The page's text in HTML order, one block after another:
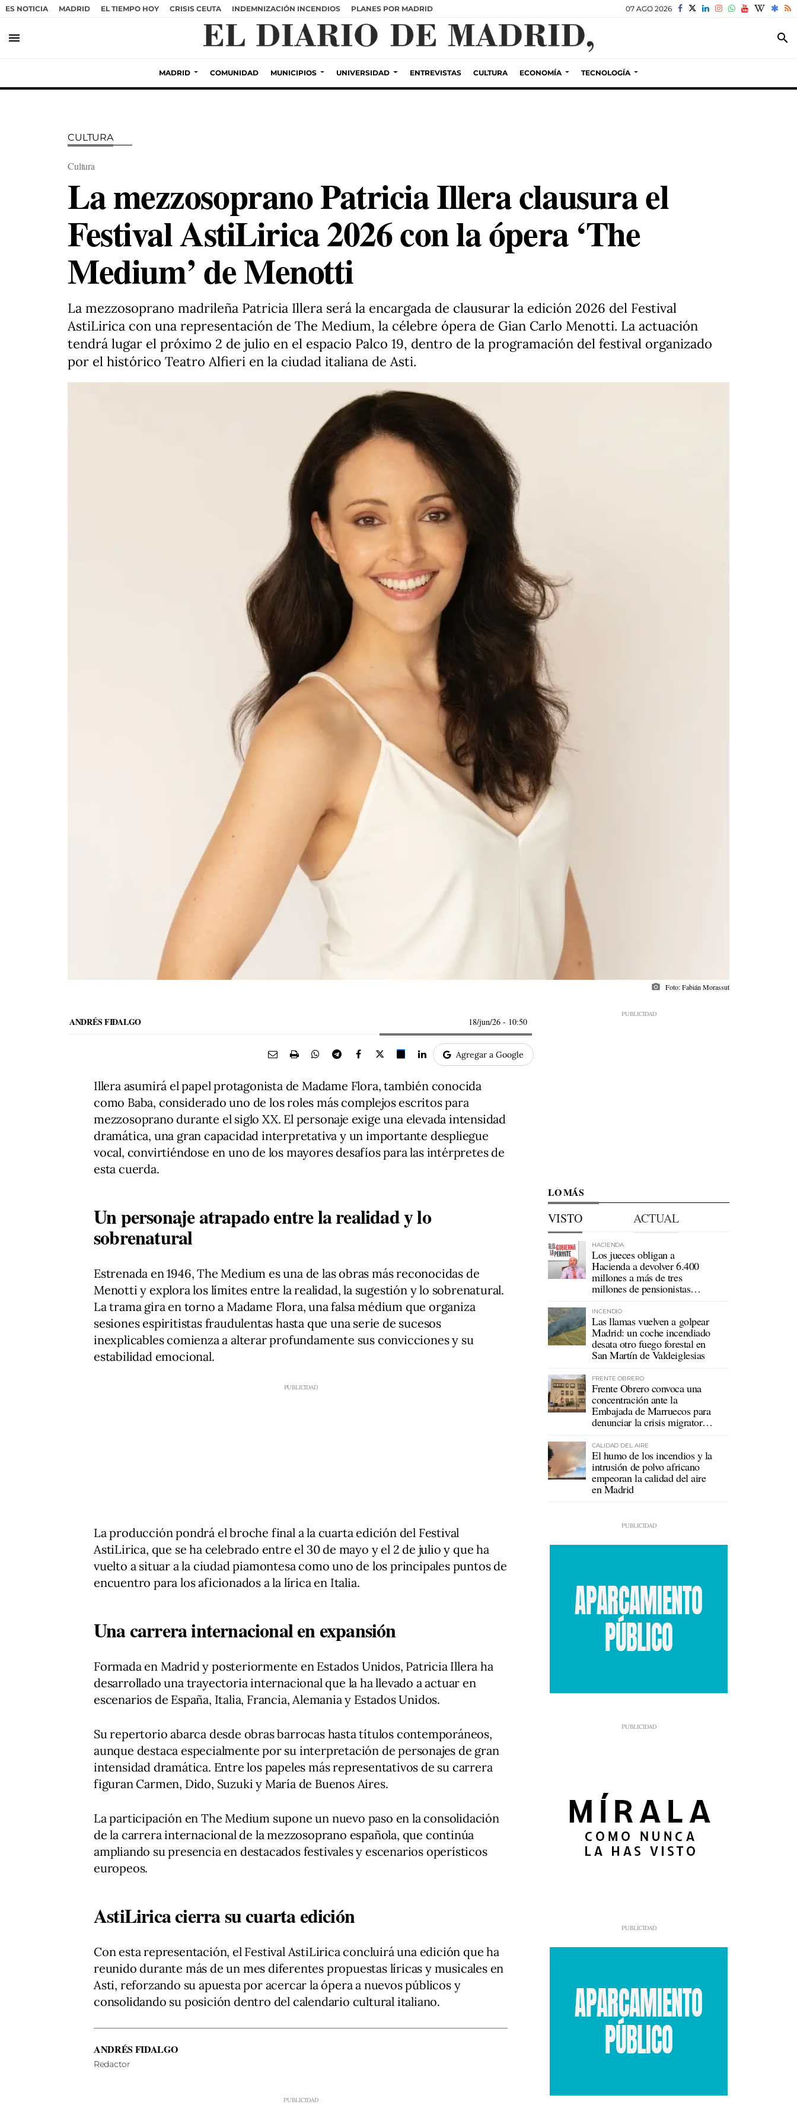
ES NOTICIA MADRID EL TIEMPO HOY CRISIS CEUTA INDEMNIZACIÓN INCENDIOS PLANES POR MADRID 07 AGO 2026
menu search
MADRID COMUNIDAD MUNICIPIOS UNIVERSIDAD ENTREVISTAS CULTURA ECONOMÍA TECNOLOGÍA
CULTURA
Cultura
La mezzosoprano Patricia Illera clausura el
Festival AstiLirica 2026 con la ópera ‘The
Medium’ de Menotti
La mezzosoprano madrileña Patricia Illera será la encargada de clausurar la edición 2026 del Festival
AstiLirica con una representación de The Medium, la célebre ópera de Gian Carlo Menotti. La actuación
tendrá lugar el próximo 2 de julio en el espacio Palco 19, dentro de la programación del festival organizado
por el histórico Teatro Alfieri en la ciudad italiana de Asti.
photo_camera Foto: Fabián Morassut
ANDRÉS FIDALGO 18/jun/26 - 10:50
Agregar a Google
Illera asumirá el papel protagonista de Madame Flora, también conocida
como Baba, considerado uno de los roles más complejos escritos para
mezzosoprano durante el siglo XX. El personaje exige una elevada intensidad
dramática, una gran capacidad interpretativa y un importante despliegue
vocal, convirtiéndose en uno de los mayores desafíos para las intérpretes de
esta cuerda.
Un personaje atrapado entre la realidad y lo
sobrenatural
Estrenada en 1946, The Medium es una de las obras más reconocidas de
Menotti y explora los límites entre la realidad, la sugestión y lo sobrenatural.
La trama gira en torno a Madame Flora, una falsa médium que organiza
sesiones espiritistas fraudulentas hasta que una serie de sucesos
inexplicables comienza a alterar profundamente sus convicciones y su
estabilidad emocional.
La producción pondrá el broche final a la cuarta edición del Festival
AstiLirica, que se ha celebrado entre el 30 de mayo y el 2 de julio y que ha
vuelto a situar a la ciudad piamontesa como uno de los principales puntos de
encuentro para los aficionados a la lírica en Italia.
Una carrera internacional en expansión
Formada en Madrid y posteriormente en Estados Unidos, Patricia Illera ha
desarrollado una trayectoria internacional que la ha llevado a actuar en
escenarios de España, Italia, Francia, Alemania y Estados Unidos.
Su repertorio abarca desde obras barrocas hasta títulos contemporáneos,
aunque destaca especialmente por su interpretación de personajes de gran
intensidad dramática. Entre los papeles más representativos de su carrera
figuran Carmen, Dido, Suzuki y María de Buenos Aires.
La participación en The Medium supone un nuevo paso en la consolidación
de la carrera internacional de la mezzosoprano española, que continúa
ampliando su presencia en destacados festivales y escenarios operísticos
europeos.
AstiLirica cierra su cuarta edición
Con esta representación, el Festival AstiLirica concluirá una edición que ha
reunido durante más de un mes diferentes propuestas líricas y musicales en
Asti, reforzando su apuesta por acercar la ópera a nuevos públicos y
consolidando su posición dentro del calendario cultural italiano.
ANDRÉS FIDALGO
Redactor
LO MÁS
VISTO ACTUAL
HACIENDA
Los jueces obligan a
Hacienda a devolver 6.400
millones a más de tres
millones de pensionistas
INCENDIO
Las llamas vuelven a golpear
Madrid: un coche incendiado
desata otro fuego forestal en
San Martín de Valdeiglesias
FRENTE OBRERO
Frente Obrero convoca una
concentración ante la
Embajada de Marruecos para
denunciar la crisis migratoria
CALIDAD DEL AIRE
El humo de los incendios y la
intrusión de polvo africano
empeoran la calidad del aire
en Madrid